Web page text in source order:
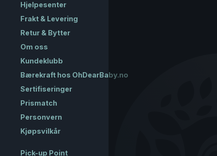
Hjelpesenter
Frakt & Levering
Retur & Bytter
Om oss
Kundeklubb
Bærekraft hos OhDearBaby.no
Sertifiseringer
Prismatch
Personvern
Kjøpsvilkår
Pick-up Point